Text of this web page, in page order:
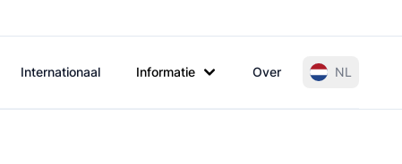
Internationaal Informatie Over NL